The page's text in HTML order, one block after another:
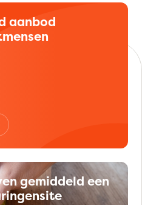
aanbod
gemiddeld een